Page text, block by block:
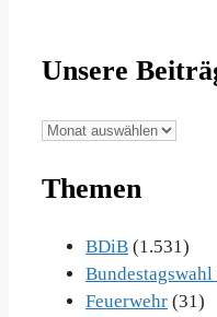
Unsere
Unsere
im
Themen
BDiB (1.531)
Bundestagswahl
Feuerwehr (31)